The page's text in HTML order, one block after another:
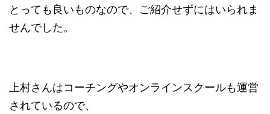
とっても良いものなので、ご紹介せずにはいられま
せんでした。
上村さんはコーチングやオンラインスクールも運営
されているので、